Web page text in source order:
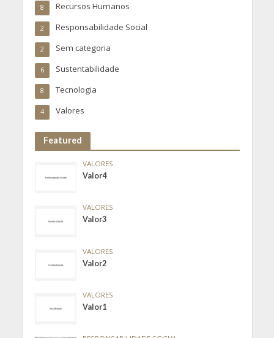
Recursos Humanos
8
Responsabilidade Social
2
Sem categoria
2
Sustentabilidade
6
Tecnologia
8
Valores
4
Featured
VALORES
Valor4
VALORES
Valor3
VALORES
Valor2
VALORES
Valor1